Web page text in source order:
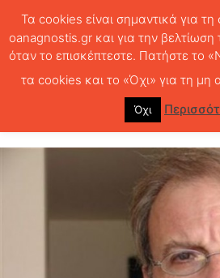
ΚΡΙΤΙΚΕΣ
Οι εποχές της
Τα cookies είναι σημαντικά για τη
oanagnostis.gr και για την βελτίωση
όταν το επισκέπτεστε. Πατήστε το
τα cookies και το «Όχι» για τη μη
Όχι